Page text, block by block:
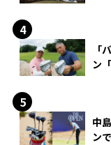
「
ン
中
ン